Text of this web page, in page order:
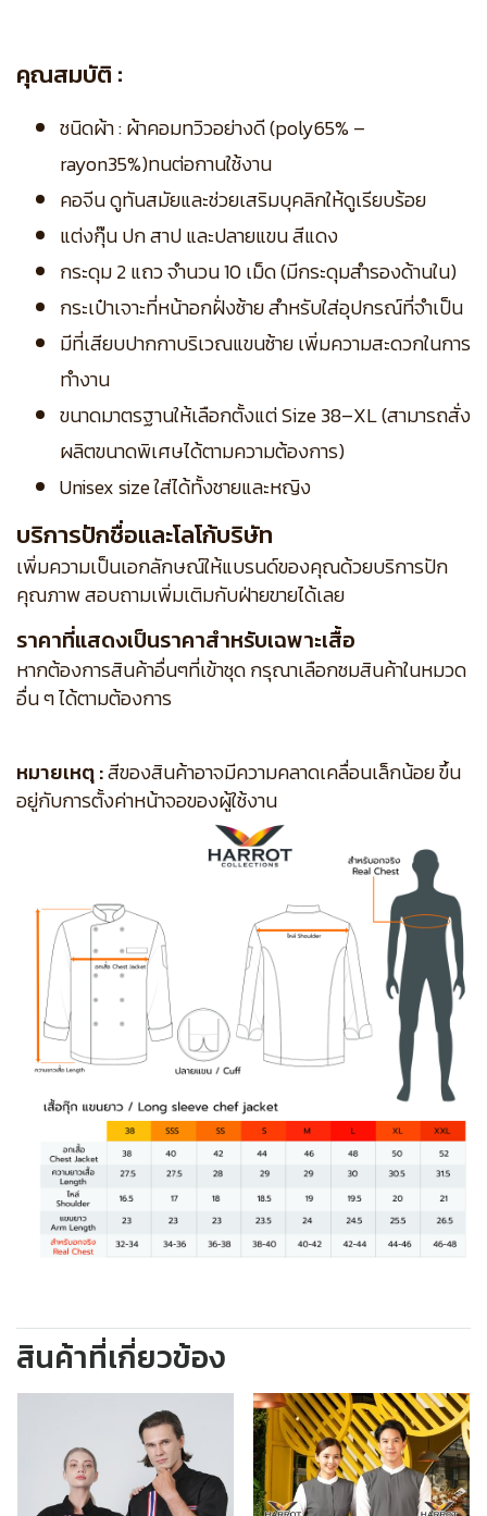
คุณสมบัติ :
ชนิดผ้า : ผ้าคอมทวิวอย่างดี (poly65% –
rayon35%)ทนต่อกานใช้งาน
คอจีน ดูทันสมัยและช่วยเสริมบุคลิกให้ดูเรียบร้อย
แต่งกุ๊น ปก สาป และปลายแขน สีแดง
กระดุม 2 แถว จำนวน 10 เม็ด (มีกระดุมสำรองด้านใน)
กระเป๋าเจาะที่หน้าอกฝั่งซ้าย สำหรับใส่อุปกรณ์ที่จำเป็น
มีที่เสียบปากกาบริเวณแขนซ้าย เพิ่มความสะดวกในการ
ทำงาน
ขนาดมาตรฐานให้เลือกตั้งแต่ Size 38–XL (สามารถสั่ง
ผลิตขนาดพิเศษได้ตามความต้องการ)
Unisex size ใส่ได้ทั้งชายและหญิง
บริการปักชื่อและโลโก้บริษัท
เพิ่มความเป็นเอกลักษณ์ให้แบรนด์ของคุณด้วยบริการปัก
คุณภาพ สอบถามเพิ่มเติมกับฝ่ายขายได้เลย
ราคาที่แสดงเป็นราคาสำหรับเฉพาะเสื้อ
หากต้องการสินค้าอื่นๆที่เข้าชุด กรุณาเลือกชมสินค้าในหมวด
อื่น ๆ ได้ตามต้องการ
หมายเหตุ :สีของสินค้าอาจมีความคลาดเคลื่อนเล็กน้อย ขึ้น
อยู่กับการตั้งค่าหน้าจอของผู้ใช้งาน
สินค้าที่เกี่ยวข้อง